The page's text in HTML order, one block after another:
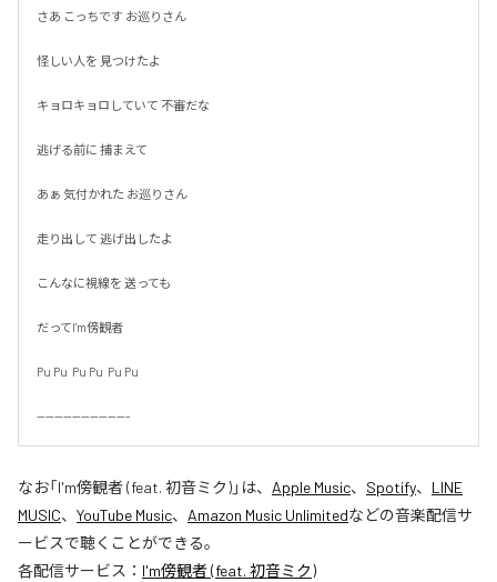
さあ こっちです お巡りさん
怪しい人を 見つけたよ
キョロキョロしていて 不審だな
逃げる前に 捕まえて
あぁ 気付かれた お巡りさん
走り出して 逃げ出したよ
こんなに視線を 送っても
だってI'm傍観者
Pu Pu  Pu Pu  Pu Pu
---------------------
なお「I'm傍観者 (feat. 初音ミク)」は、 Apple Music、 Spotify、 LINE
MUSIC、 YouTube Music、 Amazon Music Unlimitedなどの音楽配信サ
ービスで聴くことができる。
各配信サービス： I'm傍観者 (feat. 初音ミク)